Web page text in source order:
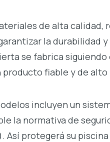
de alta calidad,
la durabilidad
se fabrica
producto fiable y de
incluyen un
la normativa de
Así protegerá su